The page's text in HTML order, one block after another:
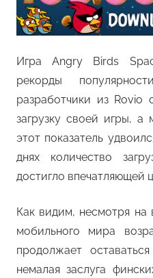
Игра Angry Birds
рекорды
разработчики из Rovio
загрузку своей игры, а
этот показатель
днях количество
достигло впечатляющей
Как видим, несмотря
мобильного мира
продолжает
немалая заслуга